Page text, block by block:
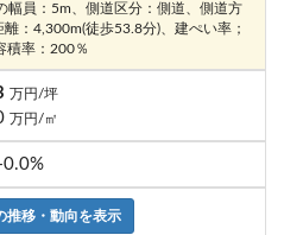
幅員：5m、側道区分：側道、側道方
：4,300m(徒歩53.8分)、建ぺい率；
積率：200％
万円/坪
万円/㎡
推移・動向を表示